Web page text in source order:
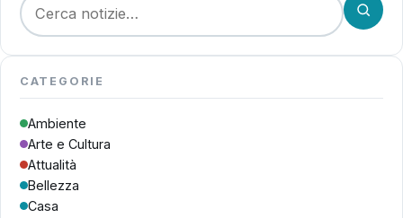
CATEGORIE
Ambiente
Arte e Cultura
Attualità
Bellezza
Casa